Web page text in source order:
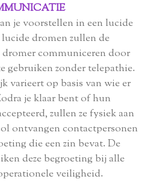
je voorstellen in een lucide
dromen zullen de
communiceren door
gebruiken zonder telepathie.
varieert op basis van wie er
je klaar bent of hun
zullen ze fysiek aan
ontvangen contactpersonen
die een zin bevat. De
deze begroeting bij alle
veiligheid.